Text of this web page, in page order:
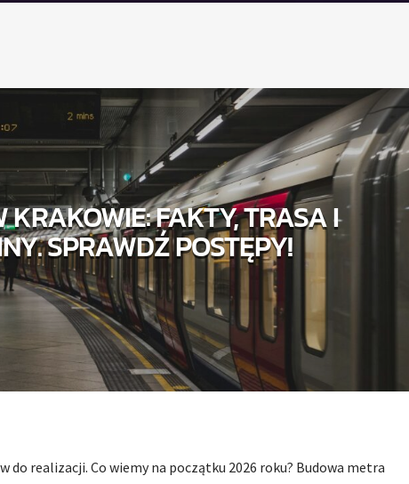
KRAKOWIE: FAKTY, TRASA I
SPRAWDŹ POSTĘPY!
do realizacji. Co wiemy na początku 2026 roku? Budowa metra